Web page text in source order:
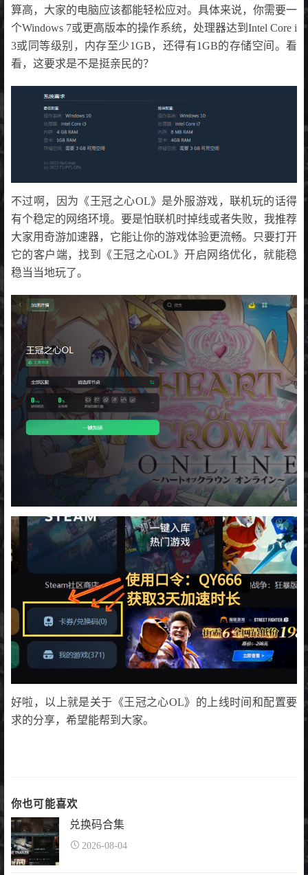
算高，大家的电脑应该都能轻松应对。具体来说，你需要一
个Windows 7或更高版本的操作系统，处理器达到Intel Core i
3或同等级别，内存至少1GB，还得有1GB的存储空间。看
看，这要求是不是挺亲民的？
不过啊，因为《王冠之心OL》是外服游戏，联机玩的话得
有个稳定的网络环境。要是怕联机时掉线或者失败，我推荐
大家用奇游加速器，它能让你的游戏体验更流畅。只要打开
它的客户端，找到《王冠之心OL》开启网络优化，就能稳
稳当当地玩了。
好啦，以上就是关于《王冠之心OL》的上线时间和配置要
求的分享，希望能帮到大家。
你也可能喜欢
兑换码合集
2026-08-04